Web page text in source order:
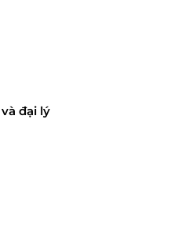
Cố đô giữa đêm sông
đại lý